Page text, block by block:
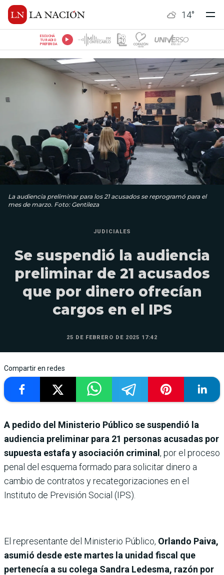
14°
ESCUCHÁ
TU RADIO
PREFERIDA
La audiencia preliminar para los 21 acusados se reprogramó para el
mes de marzo. Foto: Gentileza
JUDICIALES
Se suspendió la audiencia
preliminar de 21 acusados
que por dinero ofrecían
cargos en el IPS
25 DE FEBRERO DE 2025 17:42
Compartir en redes
A pedido del Ministerio Público se suspendió la
audiencia preliminar para 21 personas acusadas por
supuesta estafa y asociación criminal , por el proceso
penal del esquema formado para solicitar dinero a
cambio de contratos y recategorizaciones en el
Instituto de Previsión Social (IPS).
El representante del Ministerio Público, Orlando Paiva,
asumió desde este martes la unidad fiscal que
pertenecía a su colega Sandra Ledesma, razón por